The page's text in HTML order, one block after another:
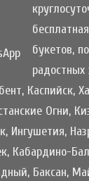
букетов,
Каспийск,
Огни,
Ингушетия,
Кабардино-
Баксан,